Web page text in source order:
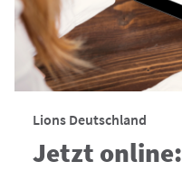
Lions Deutschland
Jetzt online: